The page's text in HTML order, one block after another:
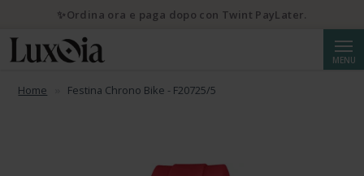
MENU
Home Festina Chrono Bike - F20725/5
✨Ordina ora e paga dopo con Twint PayLater.